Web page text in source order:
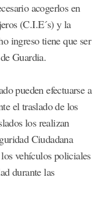
acogerlos en
(C.I.E´s) y la
ingreso tiene que ser
Guardia.
pueden efectuarse a
el traslado de los
los realizan
Ciudadana
vehículos policiales
durante las